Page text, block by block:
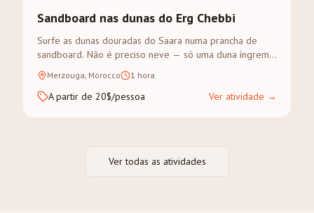
Sandboard nas dunas do Erg Chebbi
Surfe as dunas douradas do Saara numa prancha de
sandboard. Não é preciso neve — só uma duna íngreme
e vontade de aventura.
Merzouga, Morocco 1 hora
A partir de 20$/pessoa Ver atividade →
Ver todas as atividades